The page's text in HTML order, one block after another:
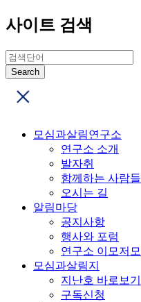
사이트 검색
모심과살림연구소
연구소 소개
발자취
함께하는 사람들
오시는 길
알림마당
공지사항
행사와 포럼
연구소 이모저모
모심과살림지
지난호 바로보기
구독신청